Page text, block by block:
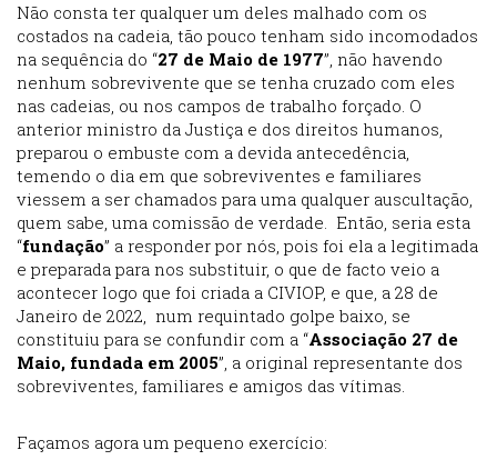
Não consta ter qualquer um deles malhado com os
costados na cadeia, tão pouco tenham sido incomodados
na sequência do “27 de Maio de 1977”, não havendo
nenhum sobrevivente que se tenha cruzado com eles
nas cadeias, ou nos campos de trabalho forçado. O
anterior ministro da Justiça e dos direitos humanos,
preparou o embuste com a devida antecedência,
temendo o dia em que sobreviventes e familiares
viessem a ser chamados para uma qualquer auscultação,
quem sabe, uma comissão de verdade. Então, seria esta
“fundação” a responder por nós, pois foi ela a legitimada
e preparada para nos substituir, o que de facto veio a
acontecer logo que foi criada a CIVIOP, e que, a 28 de
Janeiro de 2022, num requintado golpe baixo, se
constituiu para se confundir com a “Associação 27 de
Maio, fundada em 2005”, a original representante dos
sobreviventes, familiares e amigos das vítimas.
Façamos agora um pequeno exercício: